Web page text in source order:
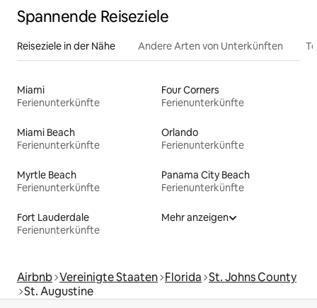
Spannende Reiseziele
Reiseziele in der Nähe Andere Arten von Unterkünften
Miami
Ferienunterkünfte
Four Corners
Ferienunterkünfte
Miami Beach
Ferienunterkünfte
Orlando
Ferienunterkünfte
Myrtle Beach
Ferienunterkünfte
Panama City Beach
Ferienunterkünfte
Fort Lauderdale
Ferienunterkünfte
Mehr anzeigen
Airbnb Vereinigte Staaten Florida St. Johns County
St. Augustine